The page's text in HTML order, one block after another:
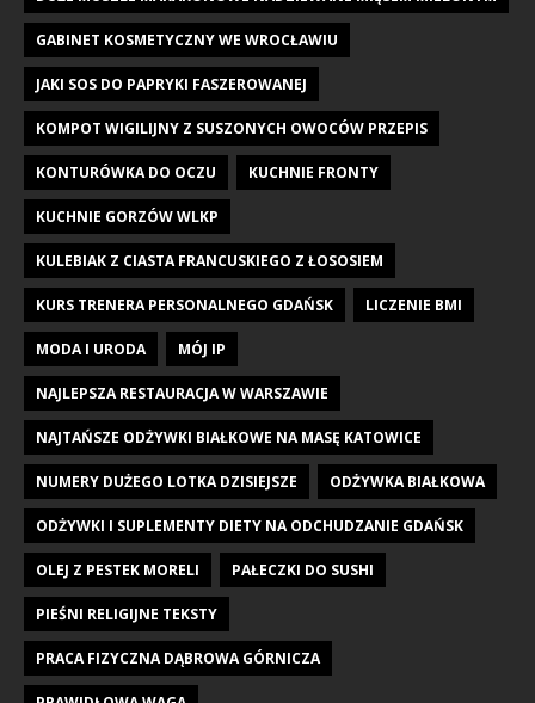
GABINET KOSMETYCZNY WE WROCŁAWIU
JAKI SOS DO PAPRYKI FASZEROWANEJ
KOMPOT WIGILIJNY Z SUSZONYCH OWOCÓW PRZEPIS
KONTURÓWKA DO OCZU KUCHNIE FRONTY
KUCHNIE GORZÓW WLKP
KULEBIAK Z CIASTA FRANCUSKIEGO Z ŁOSOSIEM
KURS TRENERA PERSONALNEGO GDAŃSK LICZENIE BMI
MODA I URODA MÓJ IP
NAJLEPSZA RESTAURACJA W WARSZAWIE
NAJTAŃSZE ODŻYWKI BIAŁKOWE NA MASĘ KATOWICE
NUMERY DUŻEGO LOTKA DZISIEJSZE ODŻYWKA BIAŁKOWA
ODŻYWKI I SUPLEMENTY DIETY NA ODCHUDZANIE GDAŃSK
OLEJ Z PESTEK MORELI PAŁECZKI DO SUSHI
PIEŚNI RELIGIJNE TEKSTY
PRACA FIZYCZNA DĄBROWA GÓRNICZA